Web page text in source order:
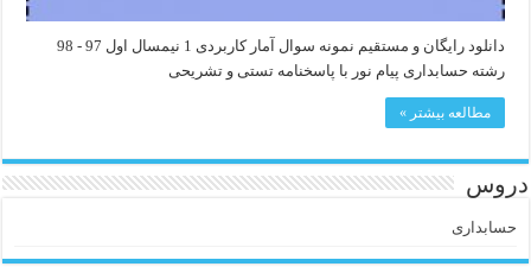
دانلود رایگان و مستقیم نمونه سوال آمار کاربردی 1 نیمسال اول 97 - 98
رشته حسابداری پیام نور با پاسخنامه تستی و تشریحی
مطالعه بیشتر »
دروس
حسابداری